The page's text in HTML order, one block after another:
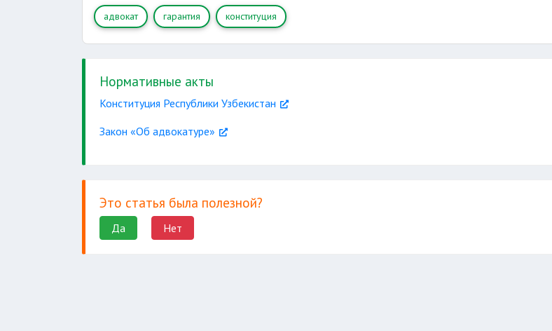
адвокат гарантия конституция
Нормативные акты
Конституция Республики Узбекистан
Закон «Об адвокатуре»
Это статья была полезной?
Да Нет